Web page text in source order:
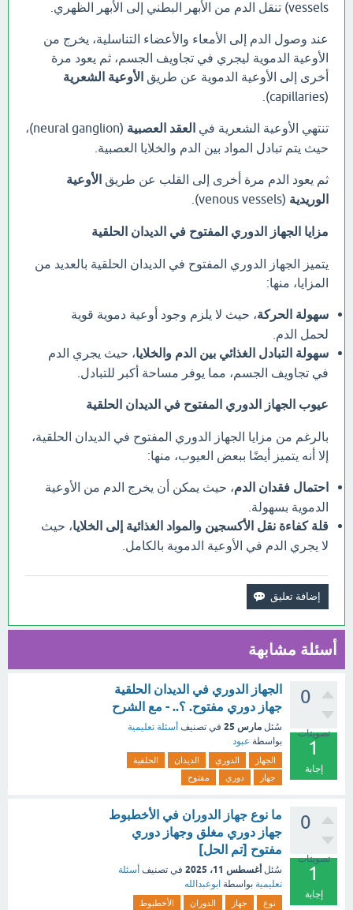
vessels) تنقل الدم من الأبهر البطني إلى الأبهر الظهري.
عند وصول الدم إلى الأمعاء والأعضاء التناسلية، يخرج من
الأوعية الدموية ليجري في تجاويف الجسم، ثم يعود مرة
أخرى إلى الأوعية الدموية عن طريق الأوعية الشعرية
(capillaries).
تنتهي الأوعية الشعرية في العقد العصبية
(neural ganglion)،
حيث يتم تبادل المواد بين الدم والخلايا العصبية.
ثم يعود الدم مرة أخرى إلى القلب عن طريق الأوعية
الوريدية (venous vessels).
مزايا الجهاز الدوري المفتوح في الديدان الحلقية
يتميز الجهاز الدوري المفتوح في الديدان الحلقية بالعديد من
المزايا، منها:
سهولة الحركة، حيث لا يلزم وجود أوعية دموية قوية
لحمل الدم.
سهولة التبادل الغذائي بين الدم والخلايا، حيث يجري الدم
في تجاويف الجسم، مما يوفر مساحة أكبر للتبادل.
عيوب الجهاز الدوري المفتوح في الديدان الحلقية
بالرغم من مزايا الجهاز الدوري المفتوح في الديدان الحلقية،
إلا أنه يتميز أيضًا ببعض العيوب، منها:
احتمال فقدان الدم، حيث يمكن أن يخرج الدم من الأوعية
الدموية بسهولة.
قلة كفاءة نقل الأكسجين والمواد الغذائية إلى الخلايا، حيث
لا يجري الدم في الأوعية الدموية بالكامل.
أسئلة مشابهة
0
تصويتات
1
إجابة
الجهاز الدوري في الديدان الحلقية
جهاز دوري مفتوح. ؟.. - مع الشرح
سُئل مارس 25 في تصنيف أسئلة تعليمية
بواسطة عبود
الجهاز الدوري الديدان
الحلقية
جهاز
دوري مفتوح
0
تصويتات
1
إجابة
ما نوع جهاز الدوران في الأخطبوط
جهاز دوري مغلق وجهاز دوري
مفتوح [تم الحل]
سُئل أغسطس 11، 2025 في تصنيف أسئلة
تعليمية بواسطة ابوعبدالله
نوع جهاز الدوران
الأخطبوط